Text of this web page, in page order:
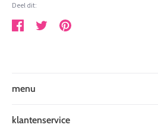
Deel dit:
menu
klantenservice